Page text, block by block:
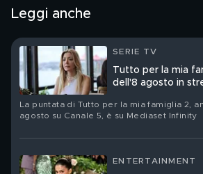
Leggi anche
SERIE TV
Tutto per la mia
dell'8 agosto in
La puntata di Tutto per la mia famiglia 2,
agosto su Canale 5, è su Mediaset Infinity
ENTERTAINMENT